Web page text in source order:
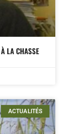
LA CHASSE
ACTUALITÉS